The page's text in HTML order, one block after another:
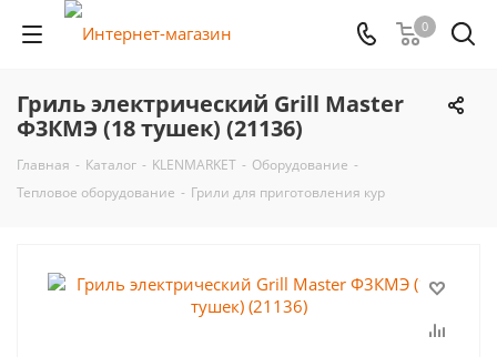
0
Гриль электрический Grill Master
Ф3КМЭ (18 тушек) (21136)
Главная - Каталог - KLENMARKET - Оборудование -
Тепловое оборудование - Грили для приготовления кур